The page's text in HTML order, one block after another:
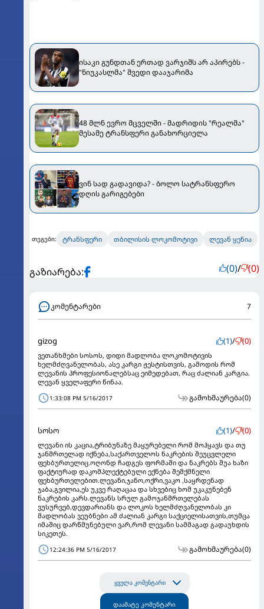
ისაკი გუნდთან ერთად ვარჯიშს არ აპირებს -
"ნიუკასლმა" შვედი დააჯარიმა
48 მლნ ევრო მცველში - მადრიდის "რეალმა"
მესამე ტრანსფერი განახორციელა
ვინ სად გადავიდა? - ბოლო სატრანსფერო
დღის გარიგებები
თეგები: ტრანსფერი თბილისის ლოკომოტივი ლევან ყენია
გაზიარება: (0)/ (0)
კომენტარები 7
gizog (1)/ (0)
ვეთანხმები სოსოს, დიდი მადლობა ლოკომოტივის
ხელმძღვანელობას, ასე კარგი ჟესტისთვის, გამოდის რომ
ლევანის პროფესიონალებსაც ეიმედებათ, რაც ძალიან კარგია.
ლევან ყველაფერი წინაა.
1:33:08 PM 5/16/2017 გამოხმაურება(0)
სოსო (1)/ (0)
ლევანი ის კაცია,ტრიბუნაზე მაყურებელი რომ მოჰყავს და თუ
ჯანმრთელად იქნება,საქართველოს ნაკრების შეუცვლელი
ფეხბურთელიც.ოღონდ ჩადგეს ფორმაში და ნაკრებს შუა ხაზი
ფაქტიურად დაკომპლექტებული ექნება შემქმნელი
ფეხბურთელებით.ლევანი,ჯანო,ოქრი,ვაკო ,საყრდენად
ჯაბა,გვილია,ეს უკვე რაღაცაა და სხვებიც ხომ უკაკუნებენ
ნაკრების კარს.ლევანს სრულ გამოჯანმრთელებას
ვუსურვებ,დევდარიანს და ლოკოს ხელმძღვანელობას კი
მადლობას ვეუბნები ამ ძალიან კარგი საქციელისათვის,თუმცა
იმაშიც დარწმუნებული ვარ,რომ ლევანი სამმაგად გადაუხდის
სიკეთეს.
12:24:36 PM 5/16/2017 გამოხმაურება(0)
ყველა კომენტარი
დაამატე კომენტარი